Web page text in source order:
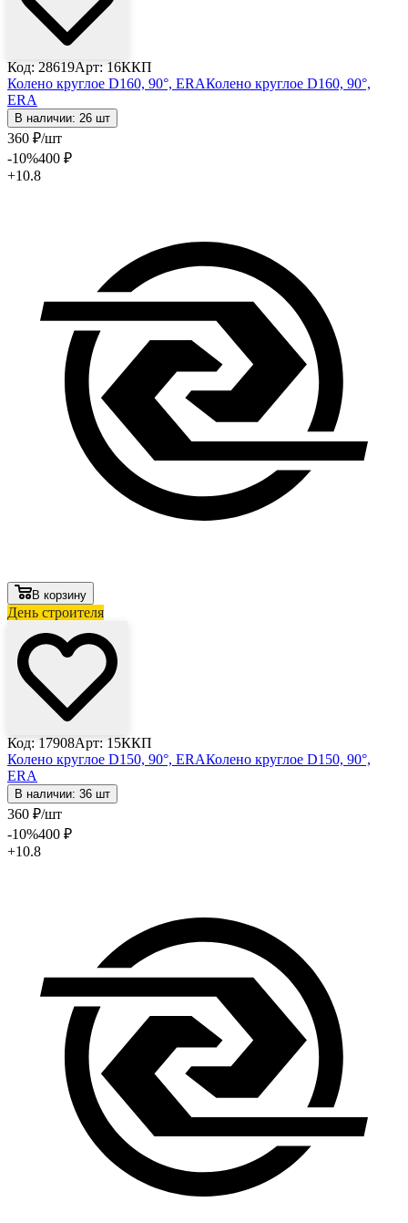
Код: 28619Арт: 16ККП
Колено круглое D160, 90°, ERAКолено круглое D160, 90°,
ERA
В наличии: 26 шт
360 ₽/шт
-10%400 ₽
+10.8
В корзину
День строителя
Код: 17908Арт: 15ККП
Колено круглое D150, 90°, ERAКолено круглое D150, 90°,
ERA
В наличии: 36 шт
360 ₽/шт
-10%400 ₽
+10.8